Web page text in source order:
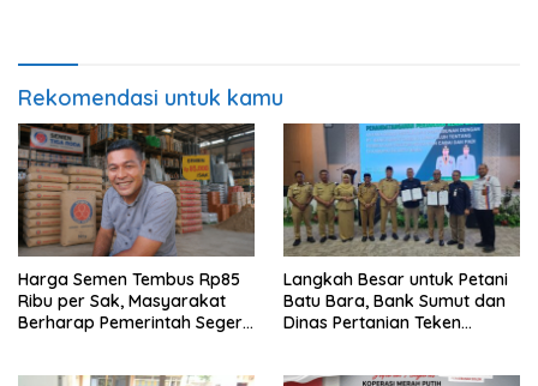
Rekomendasi untuk kamu
Harga Semen Tembus Rp85
Ribu per Sak, Masyarakat
Berharap Pemerintah Segera
Langkah Besar untuk Petani
Batu Bara, Bank Sumut dan
Dinas Pertanian Teken